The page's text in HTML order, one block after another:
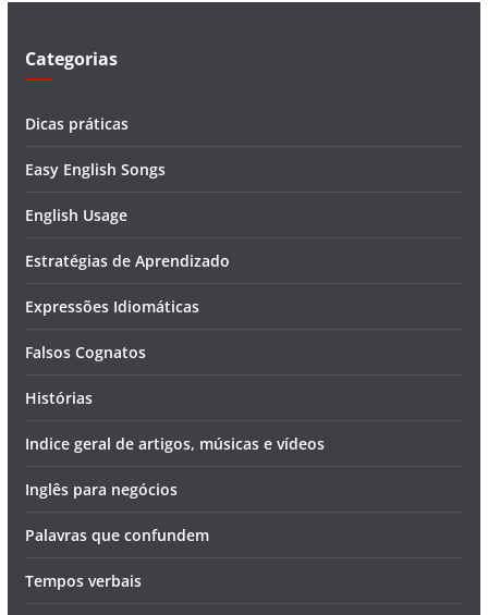
Categorias
Dicas práticas
Easy English Songs
English Usage
Estratégias de Aprendizado
Expressões Idiomáticas
Falsos Cognatos
Histórias
Indice geral de artigos, músicas e vídeos
Inglês para negócios
Palavras que confundem
Tempos verbais